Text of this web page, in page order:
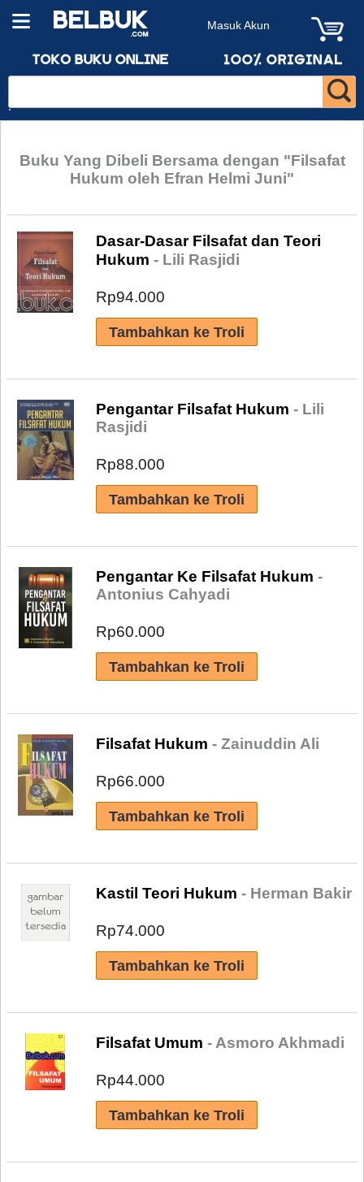
Masuk Akun
Buku Yang Dibeli Bersama dengan "Filsafat
Hukum oleh Efran Helmi Juni"
Dasar-Dasar Filsafat dan Teori
Hukum - Lili Rasjidi
Rp94.000
Pengantar Filsafat Hukum - Lili
Rasjidi
Rp88.000
Pengantar Ke Filsafat Hukum -
Antonius Cahyadi
Rp60.000
Filsafat Hukum - Zainuddin Ali
Rp66.000
Kastil Teori Hukum - Herman Bakir
Rp74.000
Filsafat Umum - Asmoro Akhmadi
Rp44.000